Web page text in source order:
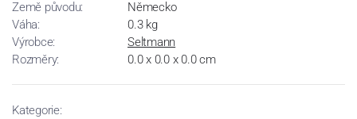
Země původu:
Německo
Váha:
0.3 kg
Výrobce:
Seltmann
Rozměry:
0.0 x 0.0 x 0.0 cm
Kategorie: